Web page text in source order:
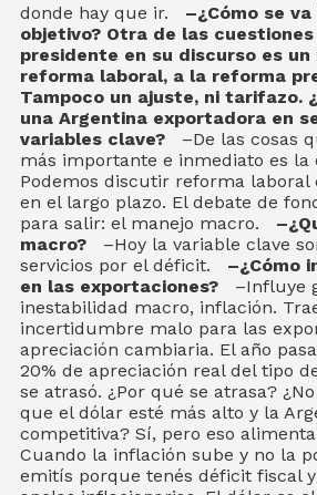
donde hay que ir. –¿Cómo se
objetivo? Otra de las
presidente en su discurso es
reforma laboral, a la reforma
Tampoco un ajuste, ni tarifazo.
una Argentina exportadora en
variables clave? –De las cosas
más importante e inmediato es la
Podemos discutir reforma laboral
en el largo plazo. El debate de
para salir: el manejo macro.
macro? –Hoy la variable clave
servicios por el déficit. –¿Cómo
en las exportaciones? –Influye
inestabilidad macro, inflación.
incertidumbre malo para las
apreciación cambiaria. El año
20% de apreciación real del tipo
se atrasó. ¿Por qué se atrasa?
que el dólar esté más alto y la
competitiva? Sí, pero eso
Cuando la inflación sube y no la
emitís porque tenés déficit fiscal